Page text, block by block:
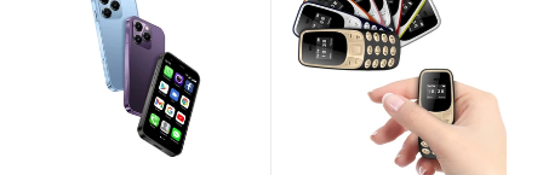
телефоны, оригинальные
мобильные телефоны
GSM Разблокированный
мини-мобильный телефон